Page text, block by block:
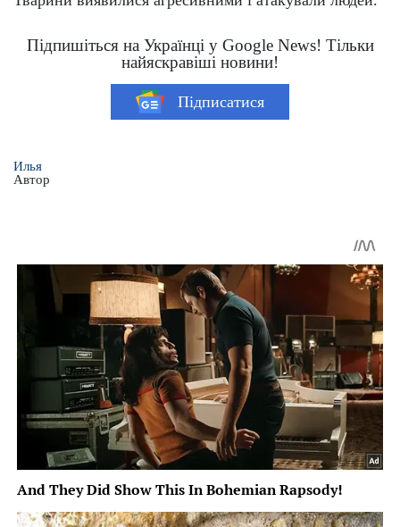
Підпишіться на Українці у Google News! Тільки
найяскравіші новини!
Підписатися
Илья
Автор